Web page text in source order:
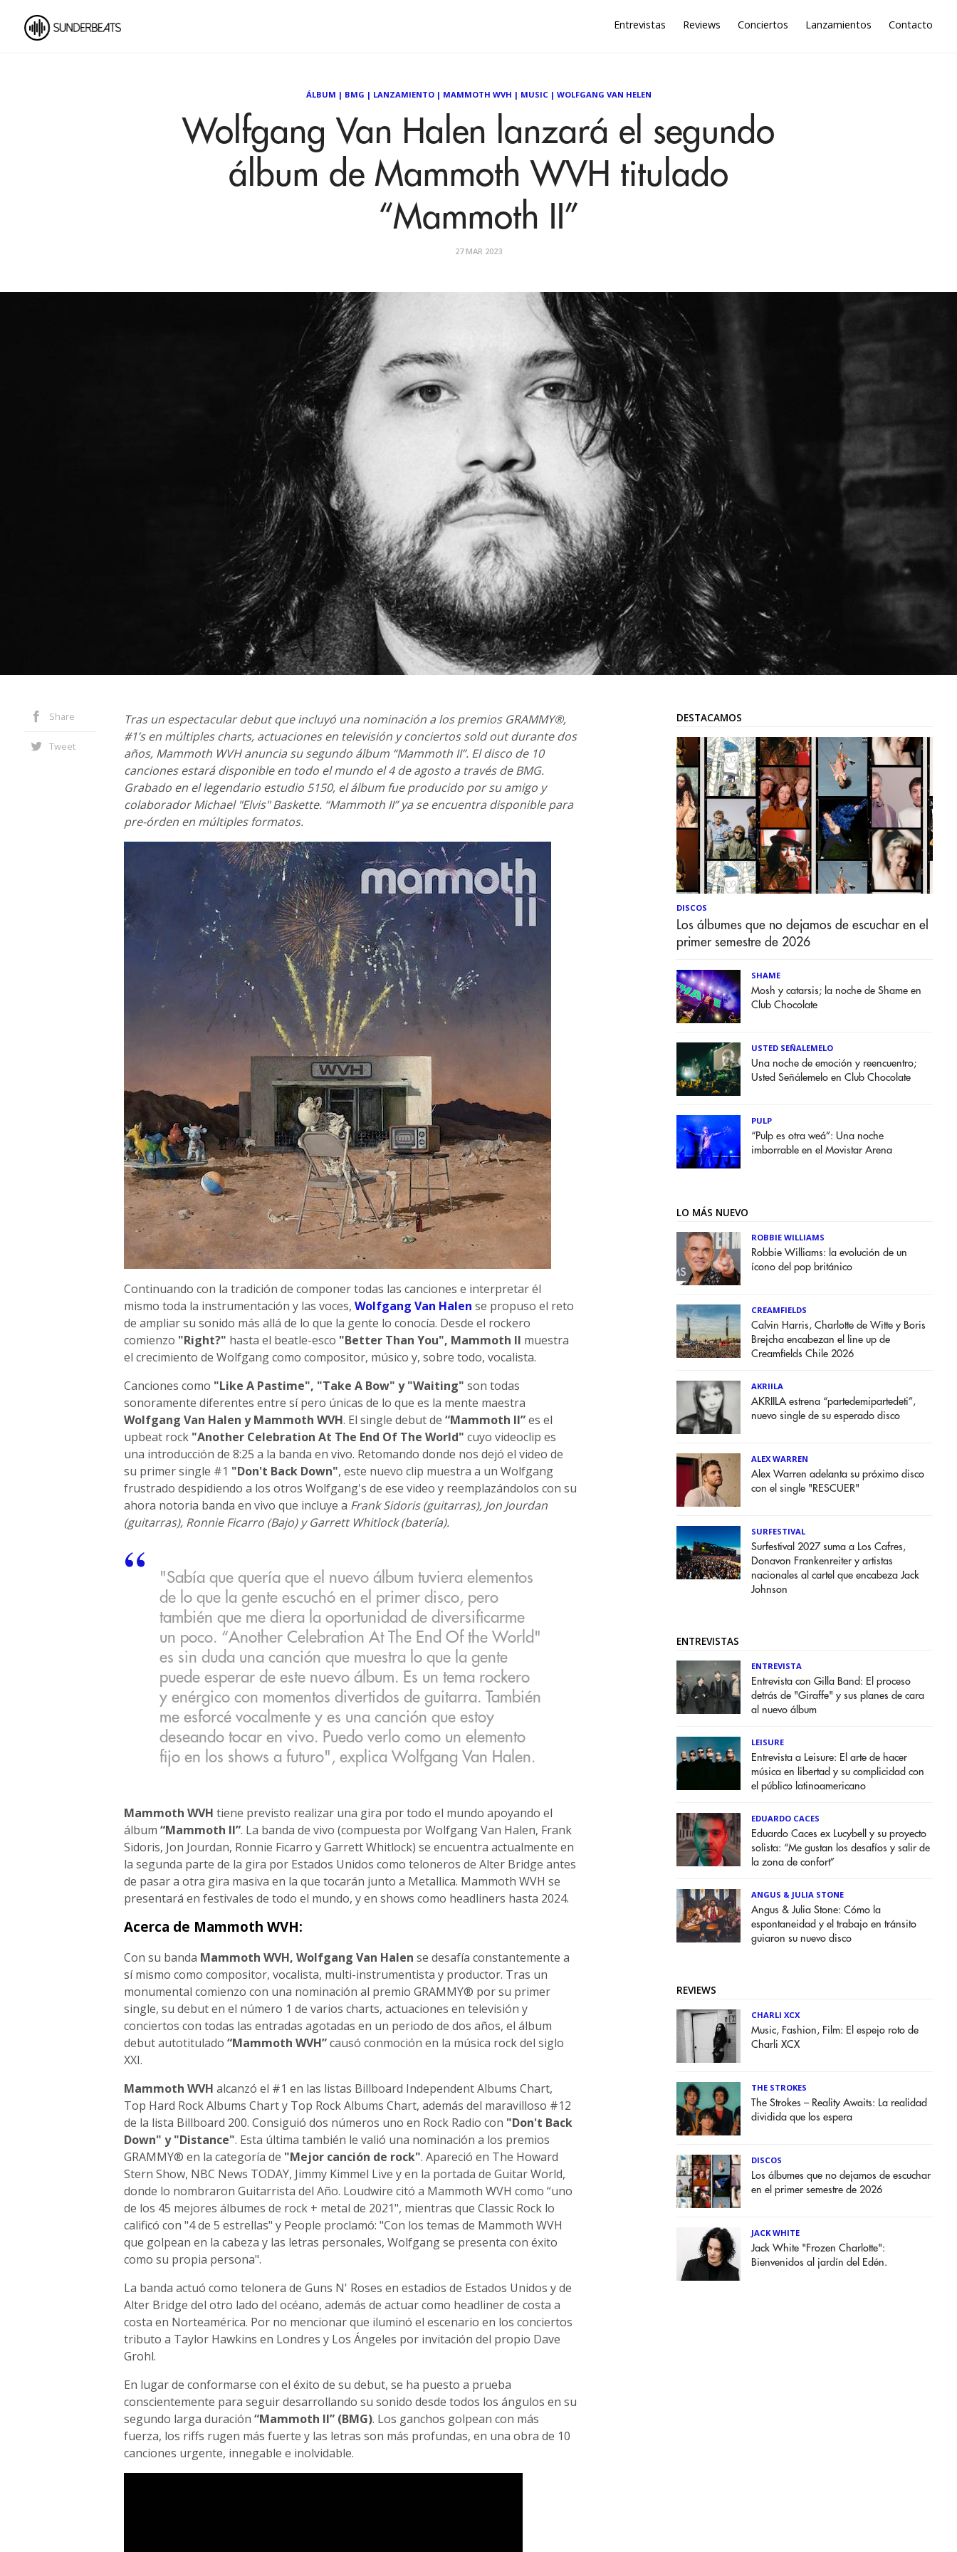
Entrevistas Reviews Conciertos Lanzamientos Contacto
ÁLBUM | BMG | LANZAMIENTO| MAMMOTH WVH | MUSIC| WOLFGANG VAN HELEN
Wolfgang Van Halen lanzará el segundo
álbum de Mammoth WVH titulado
“Mammoth II”
27 MAR 2023
Share
Tweet
Tras un espectacular debut que incluyó una nominación a los premios GRAMMY®,
#1’s en múltiples charts, actuaciones en televisión y conciertos sold out durante dos
años, Mammoth WVH anuncia su segundo álbum “Mammoth II”. El disco de 10
canciones estará disponible en todo el mundo el 4 de agosto a través de BMG.
Grabado en el legendario estudio 5150, el álbum fue producido por su amigo y
colaborador Michael "Elvis" Baskette. “Mammoth II” ya se encuentra disponible para
pre-órden en múltiples formatos.
Continuando con la tradición de componer todas las canciones e interpretar él
mismo toda la instrumentación y las voces, Wolfgang Van Halen se propuso el reto
de ampliar su sonido más allá de lo que la gente lo conocía. Desde el rockero
comienzo "Right?" hasta el beatle-esco "Better Than You", Mammoth II muestra
el crecimiento de Wolfgang como compositor, músico y, sobre todo, vocalista.
Canciones como "Like A Pastime", "Take A Bow" y "Waiting" son todas
sonoramente diferentes entre sí pero únicas de lo que es la mente maestra
Wolfgang Van Halen y Mammoth WVH. El single debut de “Mammoth II”es el
upbeat rock "Another Celebration At The End Of The World" cuyo videoclip es
una introducción de 8:25 a la banda en vivo. Retomando donde nos dejó el video de
su primer single #1 "Don't Back Down", este nuevo clip muestra a un Wolfgang
frustrado despidiendo a los otros Wolfgang's de ese video y reemplazándolos con su
ahora notoria banda en vivo que incluye a Frank Sidoris (guitarras), Jon Jourdan
(guitarras), Ronnie Ficarro (Bajo) y Garrett Whitlock (batería).
"Sabía que quería que el nuevo álbum tuviera elementos
de lo que la gente escuchó en el primer disco, pero
también que me diera la oportunidad de diversificarme
un poco. “Another Celebration At The End Of the World"
es sin duda una canción que muestra lo que la gente
puede esperar de este nuevo álbum. Es un tema rockero
y enérgico con momentos divertidos de guitarra. También
me esforcé vocalmente y es una canción que estoy
deseando tocar en vivo. Puedo verlo como un elemento
fijo en los shows a futuro", explica Wolfgang Van Halen.
Mammoth WVH tiene previsto realizar una gira por todo el mundo apoyando el
álbum “Mammoth II”. La banda de vivo (compuesta por Wolfgang Van Halen, Frank
Sidoris, Jon Jourdan, Ronnie Ficarro y Garrett Whitlock) se encuentra actualmente en
la segunda parte de la gira por Estados Unidos como teloneros de Alter Bridge antes
de pasar a otra gira masiva en la que tocarán junto a Metallica. Mammoth WVH se
presentará en festivales de todo el mundo, y en shows como headliners hasta 2024.
Acerca de Mammoth WVH:
Con su banda Mammoth WVH, Wolfgang Van Halen se desafía constantemente a
sí mismo como compositor, vocalista, multi-instrumentista y productor. Tras un
monumental comienzo con una nominación al premio GRAMMY® por su primer
single, su debut en el número 1 de varios charts, actuaciones en televisión y
conciertos con todas las entradas agotadas en un periodo de dos años, el álbum
debut autotitulado “Mammoth WVH”causó conmoción en la música rock del siglo
XXI.
Mammoth WVH alcanzó el #1 en las listas Billboard Independent Albums Chart,
Top Hard Rock Albums Chart y Top Rock Albums Chart, además del maravilloso #12
de la lista Billboard 200. Consiguió dos números uno en Rock Radio con "Don't Back
Down" y "Distance". Esta última también le valió una nominación a los premios
GRAMMY® en la categoría de "Mejor canción de rock". Apareció en The Howard
Stern Show, NBC News TODAY, Jimmy Kimmel Live y en la portada de Guitar World,
donde lo nombraron Guitarrista del Año. Loudwire citó a Mammoth WVH como “uno
de los 45 mejores álbumes de rock + metal de 2021", mientras que Classic Rock lo
calificó con "4 de 5 estrellas" y People proclamó: "Con los temas de Mammoth WVH
que golpean en la cabeza y las letras personales, Wolfgang se presenta con éxito
como su propia persona".
La banda actuó como telonera de Guns N' Roses en estadios de Estados Unidos y de
Alter Bridge del otro lado del océano, además de actuar como headliner de costa a
costa en Norteamérica. Por no mencionar que iluminó el escenario en los conciertos
tributo a Taylor Hawkins en Londres y Los Ángeles por invitación del propio Dave
Grohl.
En lugar de conformarse con el éxito de su debut, se ha puesto a prueba
conscientemente para seguir desarrollando su sonido desde todos los ángulos en su
segundo larga duración “Mammoth II” (BMG). Los ganchos golpean con más
fuerza, los riffs rugen más fuerte y las letras son más profundas, en una obra de 10
canciones urgente, innegable e inolvidable.
DESTACAMOS
DISCOS
Los álbumes que no dejamos de escuchar en el
primer semestre de 2026
SHAME
Mosh y catarsis; la noche de Shame en
Club Chocolate
USTED SEÑALEMELO
Una noche de emoción y reencuentro;
Usted Señálemelo en Club Chocolate
PULP
“Pulp es otra weá”: Una noche
imborrable en el Movistar Arena
LO MÁS NUEVO
ROBBIE WILLIAMS
Robbie Williams: la evolución de un
ícono del pop británico
CREAMFIELDS
Calvin Harris, Charlotte de Witte y Boris
Brejcha encabezan el line up de
Creamfields Chile 2026
AKRIILA
AKRIILA estrena “partedemipartedeti”,
nuevo single de su esperado disco
ALEX WARREN
Alex Warren adelanta su próximo disco
con el single "RESCUER"
SURFESTIVAL
Surfestival 2027 suma a Los Cafres,
Donavon Frankenreiter y artistas
nacionales al cartel que encabeza Jack
Johnson
ENTREVISTAS
ENTREVISTA
Entrevista con Gilla Band: El proceso
detrás de "Giraffe" y sus planes de cara
al nuevo álbum
LEISURE
Entrevista a Leisure: El arte de hacer
música en libertad y su complicidad con
el público latinoamericano
EDUARDO CACES
Eduardo Caces ex Lucybell y su proyecto
solista: “Me gustan los desafíos y salir de
la zona de confort”
ANGUS & JULIA STONE
Angus & Julia Stone: Cómo la
espontaneidad y el trabajo en tránsito
guiaron su nuevo disco
REVIEWS
CHARLI XCX
Music, Fashion, Film: El espejo roto de
Charli XCX
THE STROKES
The Strokes – Reality Awaits: La realidad
dividida que los espera
DISCOS
Los álbumes que no dejamos de escuchar
en el primer semestre de 2026
JACK WHITE
Jack White "Frozen Charlotte":
Bienvenidos al jardín del Edén.